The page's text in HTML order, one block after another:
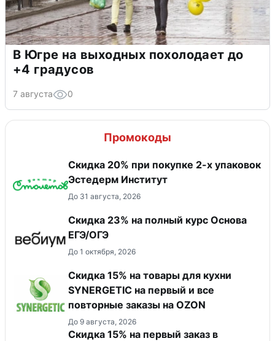
В Югре на выходных похолодает до
+4 градусов
7 августа 0
Промокоды
Скидка 20% при покупке 2-х упаковок
Эстедерм Институт
До 31 августа, 2026
Скидка 23% на полный курс Основа
ЕГЭ/ОГЭ
До 1 октября, 2026
Скидка 15% на товары для кухни
SYNERGETIC на первый и все
повторные заказы на OZON
До 9 августа, 2026
Скидка 15% на первый заказ в